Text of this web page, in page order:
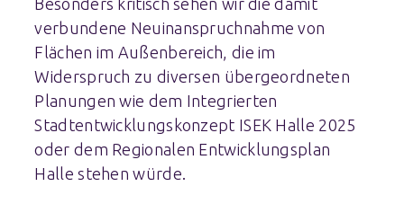
verbundene Neuinanspruchnahme von
Flächen im Außenbereich, die im
Widerspruch zu diversen übergeordneten
Planungen wie dem Integrierten
Stadtentwicklungskonzept ISEK Halle 2025
oder dem Regionalen Entwicklungsplan
Halle stehen würde.